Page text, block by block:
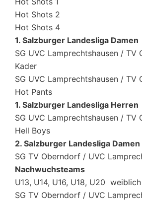
Hot Shots 2
Hot Shots 4
1. Salzburger Landesliga Damen
SG UVC Lamprechtshausen / TV
Kader
SG UVC Lamprechtshausen / TV
Hot Pants
1. Salzburger Landesliga Herren
SG UVC Lamprechtshausen / TV
Hell Boys
2. Salzburger Landesliga Damen
SG TV Oberndorf / UVC
Nachwuchsteams
U13, U14, U16, U18, U20
SG TV Oberndorf / UVC